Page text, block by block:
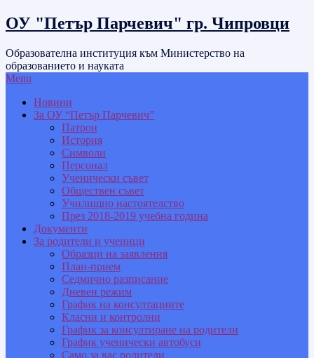
Skip
to
ОУ "Петър Парчевич" гр. Чипровци
Образователна институция към Министерство на
образованието и науката
Menu
Новини
За ОУ “Петър Парчевич”
Патрон
История
Символи
Персонал
Ученически съвет
Обществен съвет
Училищно настоятелство
През 2018-2019 учебна година
Документи
За родители и ученици
Образци на заявления
План-прием
Седмично разписание
Дневен режим
График на консултациите
Класни и контролни
График за консултиране на родители
График ученически автобуси
Само за вас родители